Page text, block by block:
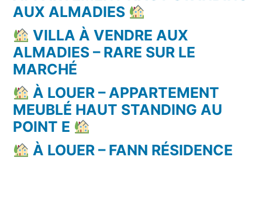
AUX ALMADIES
VILLA À VENDRE AUX
ALMADIES – RARE SUR LE
MARCHÉ
À LOUER – APPARTEMENT
MEUBLÉ HAUT STANDING AU
POINT E
À LOUER – FANN RÉSIDENCE